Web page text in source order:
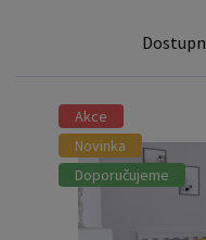
Akce
Novinka
Doporučujeme